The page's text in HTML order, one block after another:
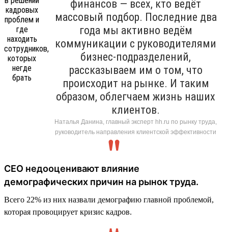
финансов — всех, кто ведёт
массовый подбор. Последние два
года мы активно ведём
коммуникации с руководителями
бизнес-подразделений,
рассказываем им о том, что
происходит на рынке. И таким
образом, облегчаем жизнь наших
клиентов.
Наталья Данина, главный эксперт hh.ru по рынку труда,
руководитель направления клиентской эффективности
CEO недооценивают влияние
демографических причин на рынок труда.
Всего 22% из них назвали демографию главной проблемой,
которая провоцирует кризис кадров.